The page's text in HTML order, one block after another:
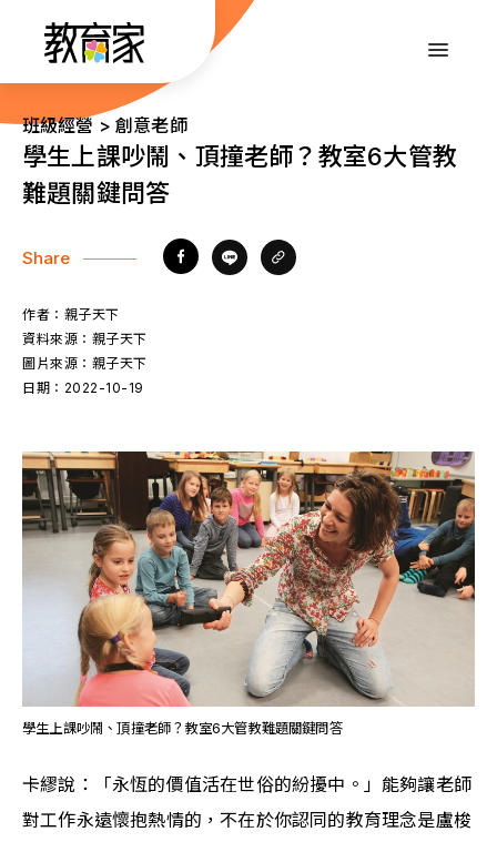
內
::: 班級經營 > 創意老師
學生上課吵鬧、頂撞老師？教室6大管教
難題關鍵問答
Share
作者： 親子天下
資料來源： 親子天下
圖片來源： 親子天下
日期： 2022-10-19
學生上課吵鬧、頂撞老師？教室6大管教難題關鍵問答
卡繆說：「永恆的價值活在世俗的紛擾中。」能夠讓老師
對工作永遠懷抱熱情的，不在於你認同的教育理念是盧梭